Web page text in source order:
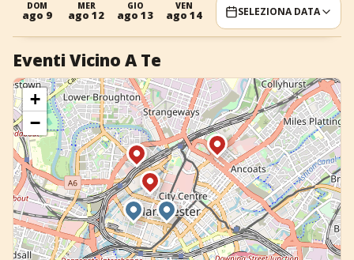
+ Aggiungi evento
DOM
ago 9
MER
ago 12
GIO
ago 13
VEN
ago 14
SAB
ago 15 ago 16
MER
ago 19
SELEZIONA DATA
Eventi Vicino A Te
+
−